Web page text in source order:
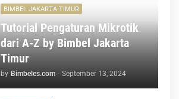
BIMBEL JAKARTA TIMUR
Tutorial Pengaturan Mikrotik
dari A-Z by Bimbel Jakarta
Timur
by Bimbeles.com - September 13, 2024